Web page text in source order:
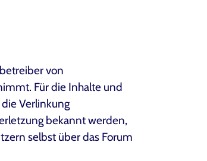
von
Für die Inhalte und
Verlinkung
bekannt werden,
selbst über das Forum